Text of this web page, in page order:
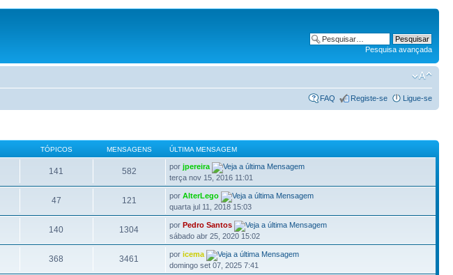
Pesquisa avançada
FAQ Registe-se Ligue-se
TÓPICOS MENSAGENS ÚLTIMA MENSAGEM
141 582 porjpereira
terça nov 15, 2016 11:01
47 121 porAlterLego
quarta jul 11, 2018 15:03
140 1304 porPedro Santos
sábado abr 25, 2020 15:02
368 3461 poricema
domingo set 07, 2025 7:41